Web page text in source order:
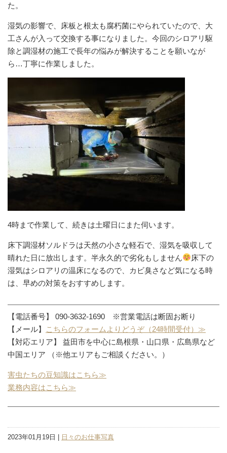
た。
湿気の影響で、床板と根太も腐朽菌にやられていたので、大
工さんが入って交換する事になりました。今回のシロアリ駆
除と調湿材の施工で長年の悩みが解決することを願いなが
ら…丁寧に作業しました。
4時まで作業して、続きは土曜日にまた伺います。
床下調湿材ソルドラは天然の小さな軽石で、湿気を吸収して
晴れた日に放出します。半永久的で劣化もしません
床下の
湿気はシロアリの温床になるので、カビ臭さなど気になる時
は、早めの対策をおすすめします。
【電話番号】 090-3632-1690 ※営業電話は断固お断り
【メール】
こちらのフォームよりどうぞ（24時間受付）≫
【対応エリア】 益田市を中心に島根県・山口県・広島県など
中国エリア （※他エリアもご相談ください。）
害虫たちの豆知識はこちら≫
業務内容はこちら≫
2023年01月19日 | 日々のお仕事写真